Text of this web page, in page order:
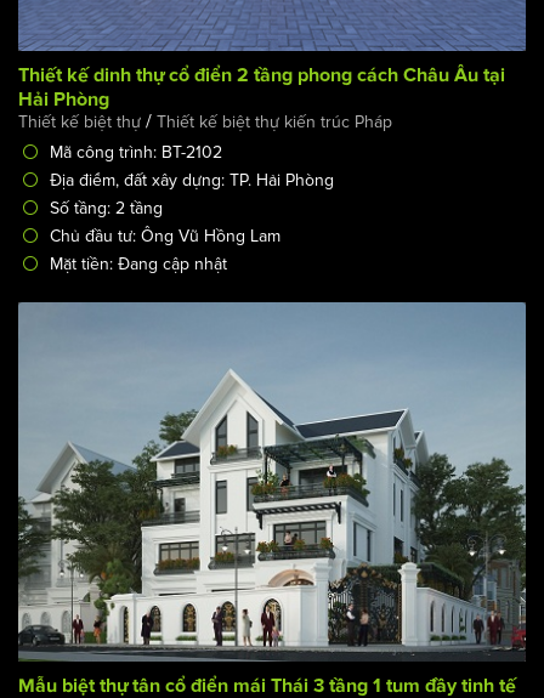
Thiết kế dinh thự cổ điển 2 tầng phong cách Châu Âu tại
Hải Phòng
Thiết kế biệt thự / Thiết kế biệt thự kiến trúc Pháp
Mã công trình: BT-2102
Địa điểm, đất xây dựng: TP. Hải Phòng
Số tầng: 2 tầng
Chủ đầu tư: Ông Vũ Hồng Lam
Mặt tiền: Đang cập nhật
Mẫu biệt thự tân cổ điển mái Thái 3 tầng 1 tum đầy tinh tế